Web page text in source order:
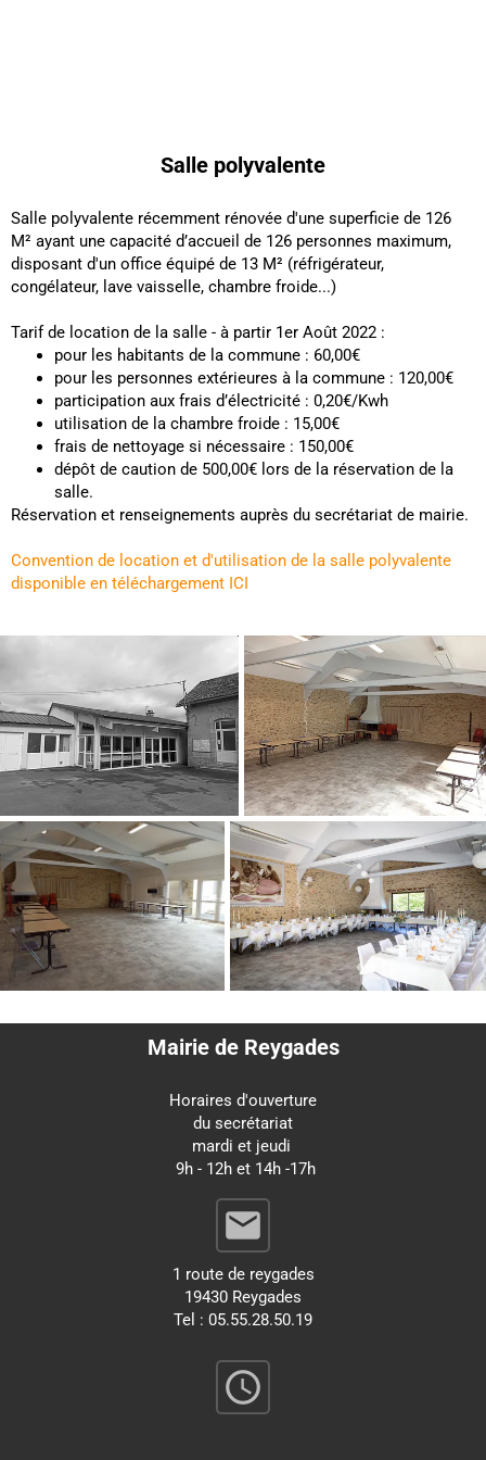
Salle polyvalente
Salle polyvalente récemment rénovée d'une superficie de 126
M² ayant une capacité d’accueil de 126 personnes maximum,
disposant d'un office équipé de 13 M² (réfrigérateur,
congélateur, lave vaisselle, chambre froide...)
Tarif de location de la salle - à partir 1er Août 2022 :
pour les habitants de la commune : 60,00€
pour les personnes extérieures à la commune : 120,00€
participation aux frais d’électricité : 0,20€/Kwh
utilisation de la chambre froide : 15,00€
frais de nettoyage si nécessaire : 150,00€
dépôt de caution de 500,00€ lors de la réservation de la
salle.
Réservation et renseignements auprès du secrétariat de mairie.
Convention de location et d'utilisation de la salle polyvalente
disponible en téléchargement ICI
Mairie de Reygades
Horaires d'ouverture
du secrétariat
mardi et jeudi
9h - 12h et 14h -17h
email
1 route de reygades
19430 Reygades
Tel : 05.55.28.50.19
query_builder